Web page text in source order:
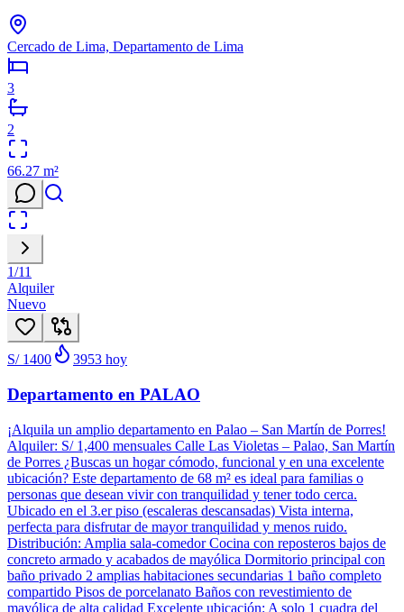
Cercado de Lima, Departamento de Lima
3
2
66.27 m²
1/11
Alquiler
Nuevo
S/ 1400 3953 hoy
Departamento en PALAO
¡Alquila un amplio departamento en Palao – San Martín de Porres!
Alquiler: S/ 1,400 mensuales Calle Las Violetas – Palao, San Martín
de Porres ¿Buscas un hogar cómodo, funcional y en una excelente
ubicación? Este departamento de 68 m² es ideal para familias o
personas que desean vivir con tranquilidad y tener todo cerca.
Ubicado en el 3.er piso (escaleras descansadas) Vista interna,
perfecta para disfrutar de mayor tranquilidad y menos ruido.
Distribución: Amplia sala-comedor Cocina con reposteros bajos de
concreto armado y acabados de mayólica Dormitorio principal con
baño privado 2 amplias habitaciones secundarias 1 baño completo
compartido Pisos de porcelanato Baños con revestimiento de
mayólica de alta calidad Excelente ubicación: A solo 1 cuadra del